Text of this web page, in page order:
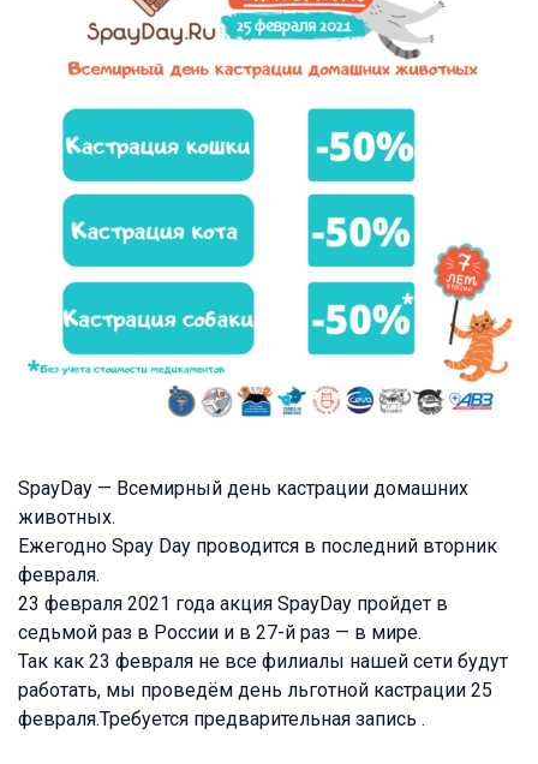
SpayDay — Всемирный день кастрации домашних
животных.
Ежегодно Spay Day проводится в последний вторник
февраля.
23 февраля 2021 года акция SpayDay пройдет в
седьмой раз в России и в 27-й раз — в мире.
Так как 23 февраля не все филиалы нашей сети будут
работать, мы проведём день льготной кастрации 25
февраля.Требуется предварительная запись .